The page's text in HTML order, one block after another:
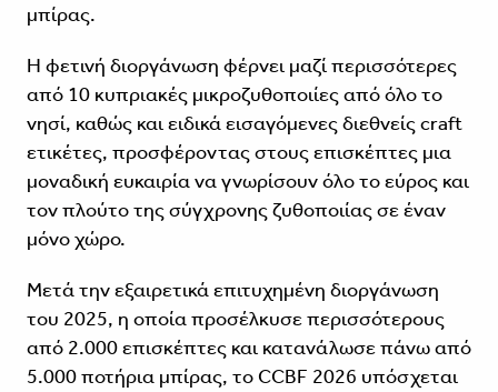
μπίρας.
Η φετινή διοργάνωση φέρνει μαζί περισσότερες
από 10 κυπριακές μικροζυθοποιίες από όλο το
νησί, καθώς και ειδικά εισαγόμενες διεθνείς craft
ετικέτες, προσφέροντας στους επισκέπτες μια
μοναδική ευκαιρία να γνωρίσουν όλο το εύρος και
τον πλούτο της σύγχρονης ζυθοποιίας σε έναν
μόνο χώρο.
Μετά την εξαιρετικά επιτυχημένη διοργάνωση
του 2025, η οποία προσέλκυσε περισσότερους
από 2.000 επισκέπτες και κατανάλωσε πάνω από
5.000 ποτήρια μπίρας, το CCBF 2026 υπόσχεται